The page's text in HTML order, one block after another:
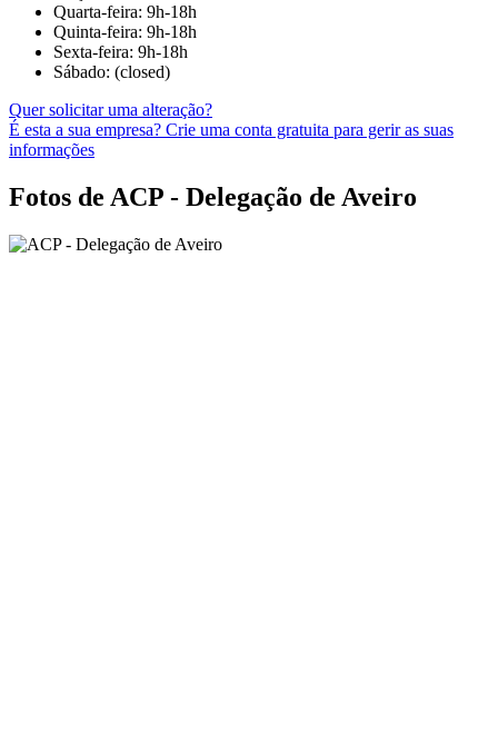
Quarta-feira: 9h-18h
Quinta-feira: 9h-18h
Sexta-feira: 9h-18h
Sábado: (closed)
Quer solicitar uma alteração?
É esta a sua empresa? Crie uma conta gratuita para gerir as suas
informações
Fotos de ACP - Delegação de Aveiro